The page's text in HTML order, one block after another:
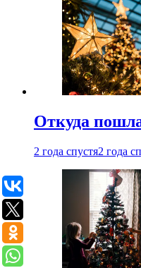
Откуда
2 года спустя2 года